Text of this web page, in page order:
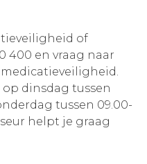
of
400 en vraag naar
dinsdag tussen
tussen 09.00-
helpt je graag